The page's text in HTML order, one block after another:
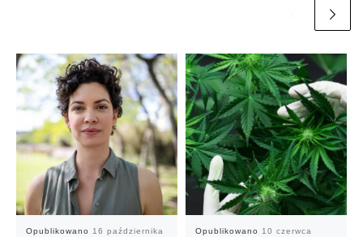
Opublikowano
16 października
Opublikowano
10 czerwca